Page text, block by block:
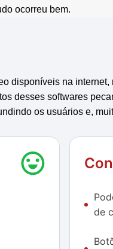
ocorreu bem.
disponíveis na
desses softwares
os usuários e,
aparência profissional
e muito menos
podem realizar
como MP4, MOV,
de